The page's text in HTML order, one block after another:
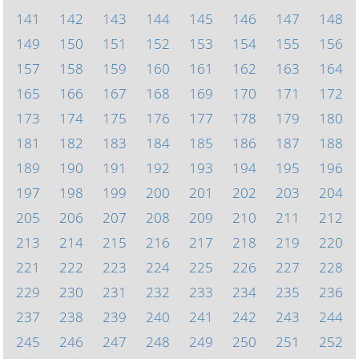
141
142 143 144 145 146 147
148
149
150 151 152 153 154 155
156
157
158 159 160 161 162 163
164
165
166 167 168 169 170 171
172
173
174 175 176 177 178 179
180
181
182 183 184 185 186 187
188
189
190 191 192 193 194 195
196
197
198 199 200 201 202 203
204
205
206 207 208 209 210 211
212
213
214 215 216 217 218 219
220
221
222 223 224 225 226 227
228
229
230 231 232 233 234 235
236
237
238 239 240 241 242 243
244
245
246 247 248 249 250 251
252